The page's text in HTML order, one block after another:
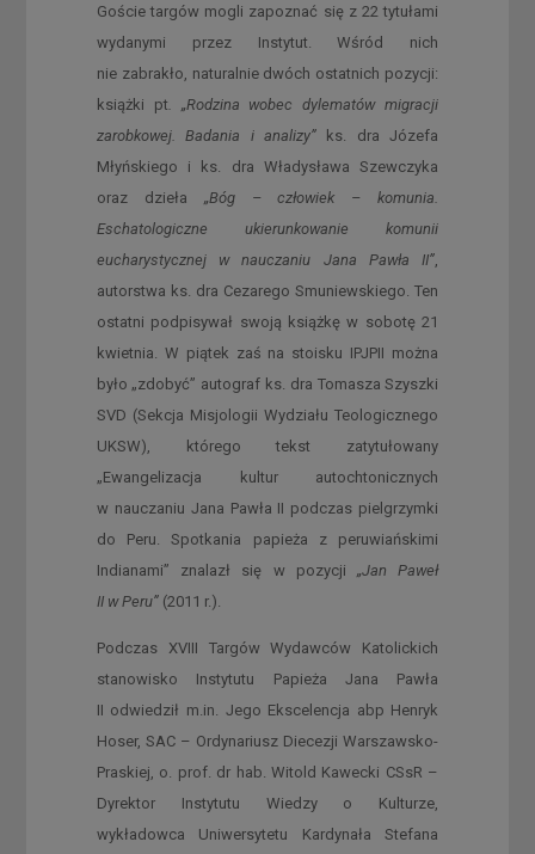
Goście targów mogli zapoznać się z 22 tytułami
wydanymi przez Instytut. Wśród nich
nie zabrakło, naturalnie dwóch ostatnich pozycji:
książki pt . „Rodzina wobec dylematów migracji
zarobkowej. Badania i analizy” ks. dra Józefa
Młyńskiego i ks. dra Władysława Szewczyka
oraz dzieła „Bóg – człowiek – komunia.
Eschatologiczne ukierunkowanie komunii
eucharystycznej w nauczaniu Jana Pawła II”
autorstwa ks. dra Cezarego Smuniewskiego. Ten
ostatni podpisywał swoją książkę w sobotę 21
kwietnia. W piątek zaś na stoisku IPJPII można
było „zdobyć” autograf ks. dra Tomasza Szyszki
SVD (Sekcja Misjologii Wydziału Teologicznego
UKSW), którego tekst zatytułowany
„Ewangelizacja kultur autochtonicznych
w nauczaniu Jana Pawła II podczas pielgrzymki
do Peru. Spotkania papieża z peruwiańskimi
Indianami” znalazł się w pozycji„Jan Paweł
II w Peru”(2011 r.).
Podczas XVIII Targów Wydawców Katolickich
stanowisko Instytutu Papieża Jana Pawła
II odwiedził m.in. Jego Ekscelencja abp Henryk
Hoser, SAC – Ordynariusz Diecezji Warszawsko-
Praskiej, o. prof. dr hab. Witold Kawecki CSsR –
Dyrektor Instytutu Wiedzy o Kulturze,
wykładowca Uniwersytetu Kardynała Stefana